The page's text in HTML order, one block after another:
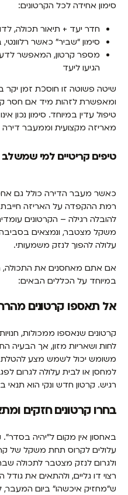
סימון אחידה לכל הקרטונים:
חדר יעד + תיאור תכולה,
סימון “שביר” כאשר
מספר קרטון, המאפשר
הגיעו ליעד
שיטה פשוטה זו חוסכת זמן יקר
ומאפשרת לזהות מיד אם חסר
טיפול עדין במיוחד. סימון נכון
מאריזה מקצועית וממעבר דירה
טיפים קריטיים למי
כאשר מעבר הדירה כולל גם
רמת ההקפדה על האריזה חייבת
להובלה רגילה – הקרטונים
משקל מצטבר, ונמצאים
עלולה להפוך לנזק משמעותי.
אם אתם מאחסנים את התכולה,
במיוחד על הכללים הבאים:
אל תאספו קרטונים
קרטונים שנאספו ממכולות,
לחות ושאריות מזון, אך הבעיה
משומש יכול לשמש מצע להטלת
למחסן או לבית עלולה לגרום
רגיש. קרטון חדש ונקי הוא תנאי
בחרו קרטונים חזקים
באחסון אין מקום ל”יהיה
עלולים לקרוס תחת משקל של
ולגרום לנזק מצטבר לתכולה
רצוי דו גליים, ולהתאים את
ש”מחזיק איכשהו” ביום המעבר,